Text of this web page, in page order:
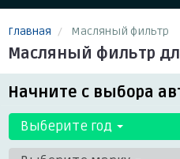
Главная Масляный фильтр
Масляный фильтр
Начните с выбора
Выберите год